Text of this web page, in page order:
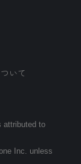
いて
attributed to
Inc. unless